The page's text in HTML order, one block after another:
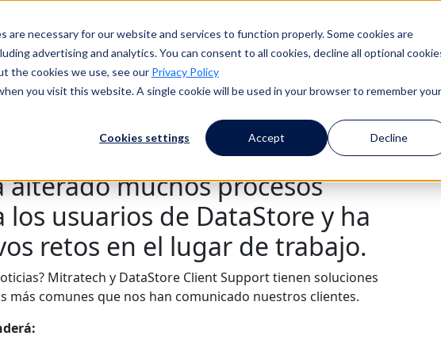
are necessary for our website and services to function properly. Some cookies are
advertising and analytics. You can consent to all cookies, decline all optional
the cookies we use, see our Privacy Policy
you visit this website. A single cookie will be used in your browser to remember your
Cookies settings Accept Decline
alterado muchos procesos
usuarios de DataStore y ha
retos en el lugar de trabajo.
Mitratech y DataStore Client Support tienen soluciones
más comunes que nos han comunicado nuestros clientes.